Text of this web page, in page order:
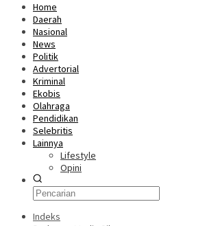
Home
Daerah
Nasional
News
Politik
Advertorial
Kriminal
Ekobis
Olahraga
Pendidikan
Selebritis
Lainnya
Lifestyle
Opini
Indeks